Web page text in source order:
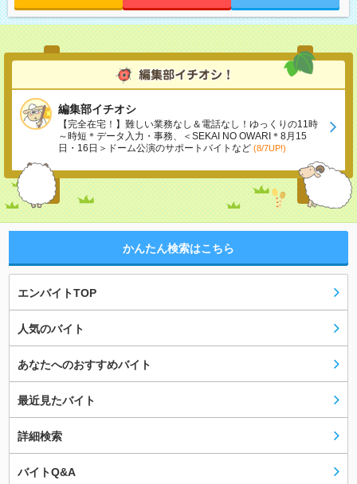
編集部イチオシ
【完全在宅！】難しい業務なし＆電話なし！ゆっくりの11時
～時短＊データ入力・事務、＜SEKAI NO OWARI＊8月15
日・16日＞ドーム公演のサポートバイトなど (8/7UP!)
かんたん検索はこちら
エンバイトTOP
人気のバイト
あなたへのおすすめバイト
最近見たバイト
詳細検索
バイトQ&A